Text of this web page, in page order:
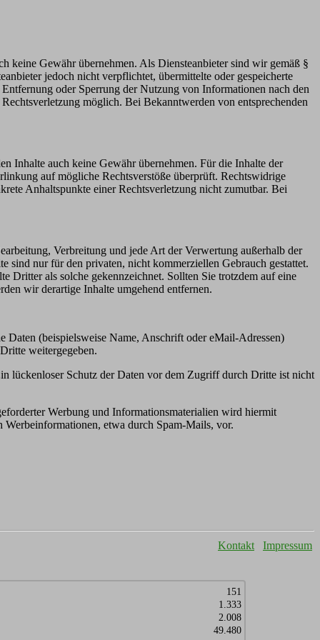
Gewähr übernehmen. Als Diensteanbieter sind wir gemäß §
jedoch nicht verpflichtet, übermittelte oder gespeicherte
oder Sperrung der Nutzung von Informationen nach den
möglich. Bei Bekanntwerden von entsprechenden
Inhalte auch keine Gewähr übernehmen. Für die Inhalte der
auf mögliche Rechtsverstöße überprüft. Rechtswidrige
Anhaltspunkte einer Rechtsverletzung nicht zumutbar. Bei
Verbreitung und jede Art der Verwertung außerhalb der
sind nur für den privaten, nicht kommerziellen Gebrauch gestattet.
Dritter als solche gekennzeichnet. Sollten Sie trotzdem auf eine
wir derartige Inhalte umgehend entfernen.
Daten (beispielsweise Name, Anschrift oder eMail-Adressen)
weitergegeben.
lückenloser Schutz der Daten vor dem Zugriff durch Dritte ist nicht
Werbung und Informationsmaterialien wird hiermit
etwa durch Spam-Mails, vor.
Kontakt Impressum
151
1.333
2.008
49.480